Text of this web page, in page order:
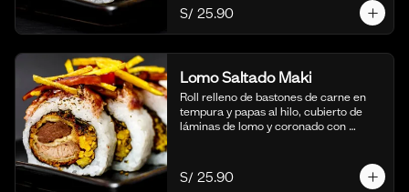
S/ 25.90
Lomo Saltado Maki
Roll relleno de bastones de carne en
tempura y papas al hilo, cubierto de
láminas de lomo y coronado con
Acompañado de nuestra salsa shoyu.
(10 cortes)
S/ 25.90